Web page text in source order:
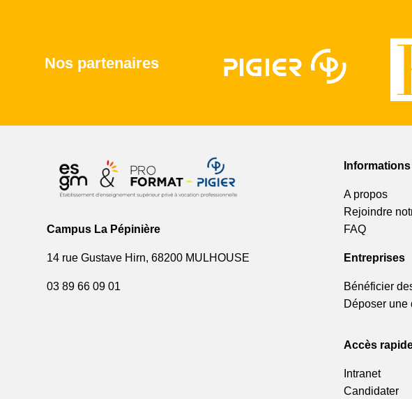
Nos partenaires
Campus La Pépinière
14 rue Gustave Hirn, 68200 MULHOUSE
03 89 66 09 01
Informations
A propos
Rejoindre
FAQ
Entreprises
Bénéficier
Déposer une
Accès
Intranet
Candidater